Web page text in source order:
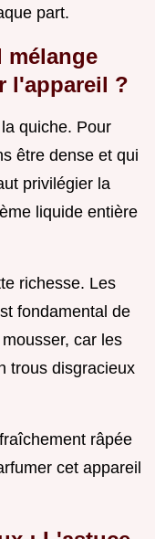
part.
mélange
l'appareil ?
quiche. Pour
être dense et qui
privilégier la
liquide entière
richesse. Les
fondamental de
car les
trous disgracieux
râpée
cet appareil